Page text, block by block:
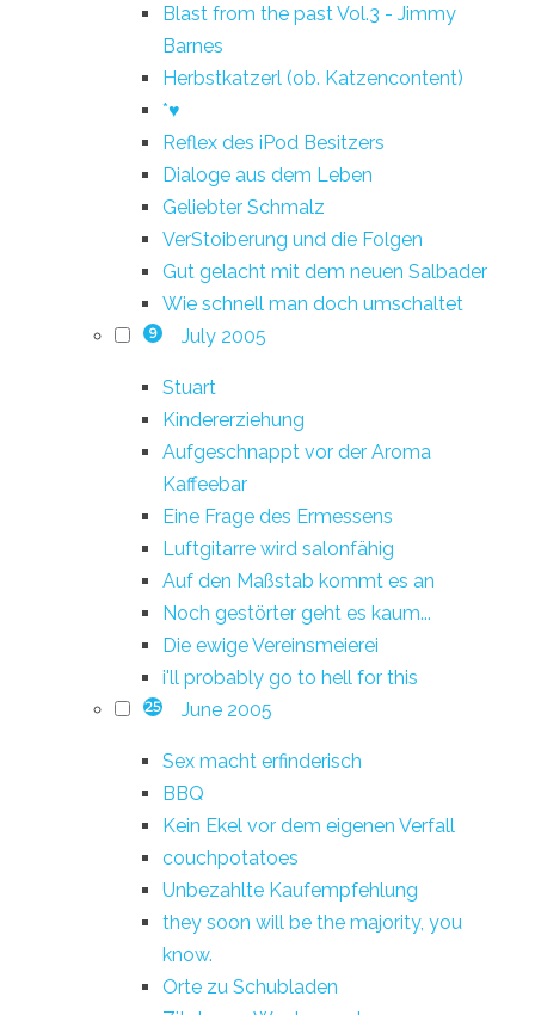
Blast from the past Vol.3 - Jimmy
Barnes
Herbstkatzerl (ob. Katzencontent)
*♥
Reflex des iPod Besitzers
Dialoge aus dem Leben
Geliebter Schmalz
VerStoiberung und die Folgen
Gut gelacht mit dem neuen Salbader
Wie schnell man doch umschaltet
9 July 2005
Stuart
Kindererziehung
Aufgeschnappt vor der Aroma
Kaffeebar
Eine Frage des Ermessens
Luftgitarre wird salonfähig
Auf den Maßstab kommt es an
Noch gestörter geht es kaum...
Die ewige Vereinsmeierei
i'll probably go to hell for this
25 June 2005
Sex macht erfinderisch
BBQ
Kein Ekel vor dem eigenen Verfall
couchpotatoes
Unbezahlte Kaufempfehlung
they soon will be the majority, you
know.
Orte zu Schubladen